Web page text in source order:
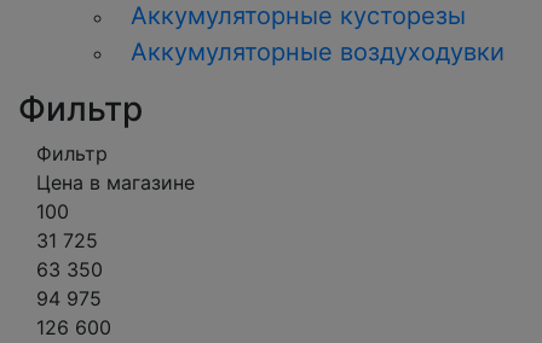
Аккумуляторные кусторезы
Аккумуляторные воздуходувки
Фильтр
Фильтр
Цена в магазине
100
31 725
63 350
94 975
126 600